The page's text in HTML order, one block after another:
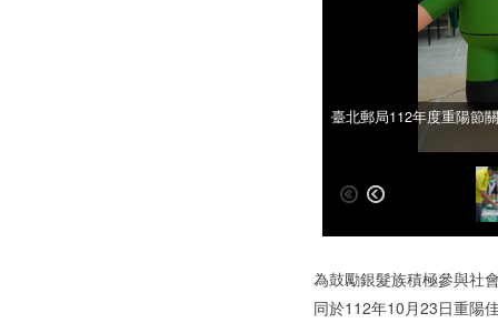
臺北郵局112年度重陽節
臺北郵局112年度重陽節
為鼓勵銀髮族積極參與社
同於112年10月23日重陽